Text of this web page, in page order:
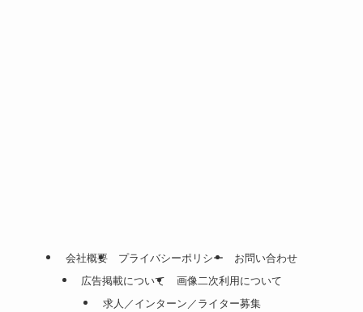
会社概要 プライバシーポリシー
お問い合わせ
広告掲載について
画像二次利用について
求人／インターン／ライター募集